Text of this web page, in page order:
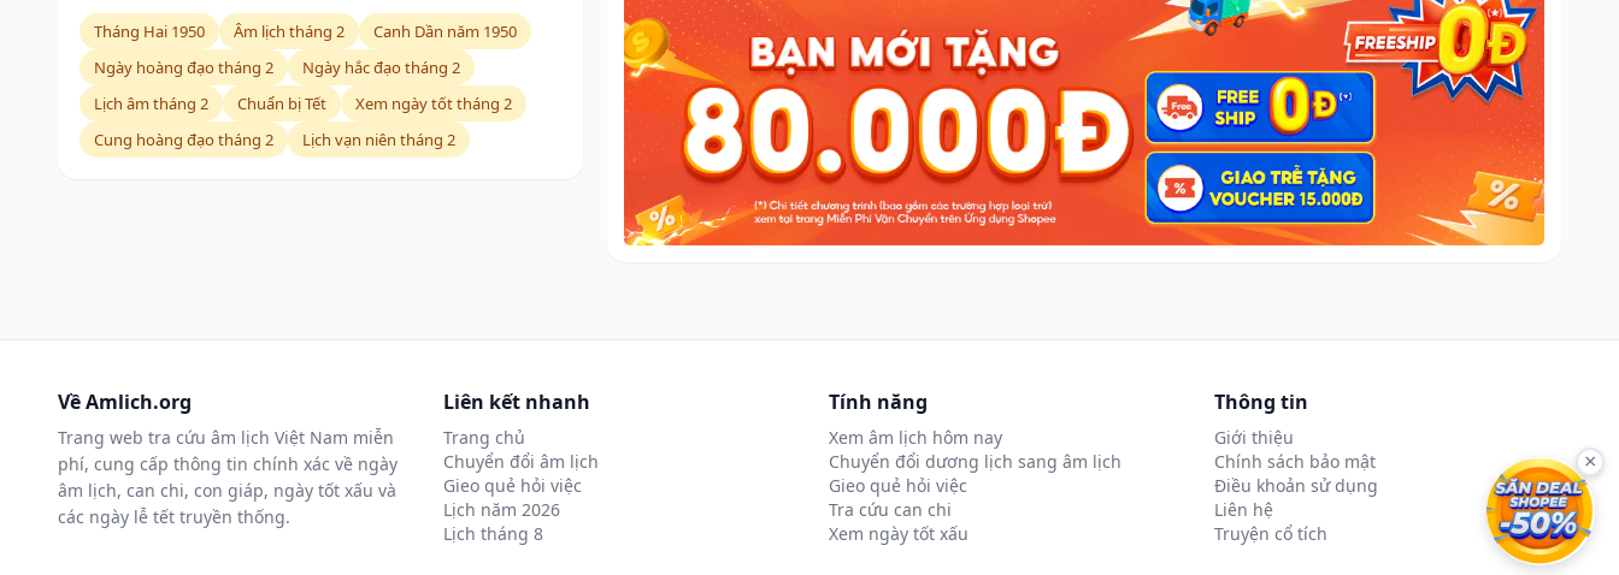
Tháng Hai 1950 Âm lịch tháng 2
Canh Dần năm 1950
Ngày hoàng đạo tháng 2
Ngày hắc đạo tháng 2
Lịch âm tháng 2
Chuẩn bị Tết
Xem ngày tốt tháng 2
Cung hoàng đạo tháng 2
Lịch vạn niên tháng 2
Về Amlich.org
Trang web tra cứu âm lịch Việt Nam miễn
phí, cung cấp thông tin chính xác về ngày
âm lịch, can chi, con giáp, ngày tốt xấu và
các ngày lễ tết truyền thống.
Liên kết nhanh
Trang chủ
Chuyển đổi âm lịch
Gieo quẻ hỏi việc
Lịch năm 2026
Lịch tháng 8
Tính năng
Xem âm lịch hôm nay
Chuyển đổi dương lịch sang âm lịch
Gieo quẻ hỏi việc
Tra cứu can chi
Xem ngày tốt xấu
Thông tin
Giới thiệu
Chính sách bảo mật
Điều khoản sử dụng
Liên hệ
Truyện cổ tích
×